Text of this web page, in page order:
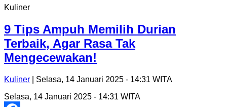
Kuliner
9 Tips Ampuh Memilih Durian
Terbaik, Agar Rasa Tak
Mengecewakan!
Kuliner | Selasa, 14 Januari 2025 - 14:31 WITA
Selasa, 14 Januari 2025 - 14:31 WITA